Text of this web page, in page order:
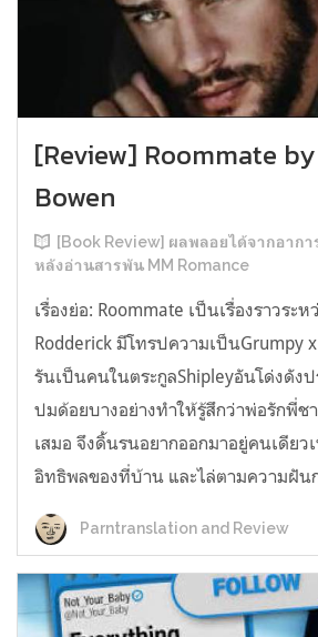
[Review] Roommate
Bowen
[Book Review] ผลพลอยได้จากอาก
หลังอ่านสารพัน MM Romance
เรื่องย่อ: Roommate เป็นเรื่องราวระ
Rodderick มีโทรปความเป็นGrumpy
รันเป็นคนในตระกูลShipleyอันโด่งดังป
ปมด้อยบางอย่างทำให้รู้สึกว่าพ่อรักพี่ช
เสมอ จึงดิ้นรนอยากออกมาอยู่คนเดียว
อิทธิพลของที่บ้าน และไล่ตามความฝัน
Parntranslation and Review